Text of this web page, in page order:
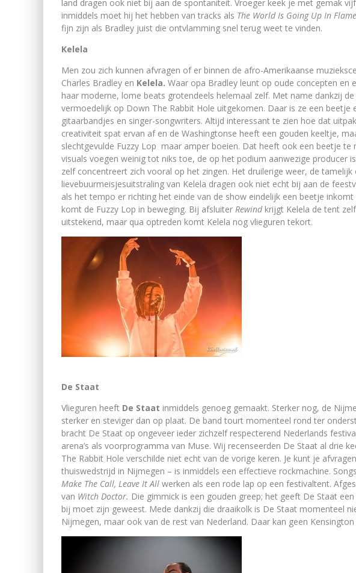
land dragen ook niet bij aan de spontaniteit. Vroeger keek je met gemak
inmiddels moet hij het hebben van tracks als The World Is Going Up In
fijn zijn als Bradley juist die ontvlamming snel terug weet te vinden.
Kelela
Men zou zich kunnen afvragen of er binnen de afro-Amerikaanse
Charles Bradley en Kelela. Waar opa Bradley leunt op oude concepten en
haar moderne, lome beats grotendeels helemaal zelf. Met name dankzij
vermoedelijk op Down The Rabbit Hole uitgekomen. Daar is ze een beetje
gitaarbandjes en singer-songwriters. Altijd interessant te zien hoe dat
creativiteit spat ervan af en de Washingtonse heeft een gouden keeltje,
slechtgevulde Fuzzy Lop maar amper boeien. Dat heeft ook een beetje te
visuals voegen weinig tot niks toe, de op het podium aanwezige producer
zelf concentreert zich vooral op het zingen. Het druilerige weer, de
lievebuurmeisjesuitstraling van Kelela dragen ook niet echt bij aan de
als het tempo er richting het einde van de show eindelijk een beetje
komt de Fuzzy Lop in beweging. Bij afsluiter Rewind krijgt Kelela de tent
uitstekend, maar qua optreden komt Kelela nog vlieguren tekort.
De Staat
Vlieguren heeft De Staat inmiddels genoeg gemaakt. Sterker nog, de
sterker en steviger dan op plaat. De band tourt momenteel rond ter
bracht De Staat op ongeveer ieder zichzelf respecterend Nederlands
arena’s als voorprogramma van Muse. Wij recenseerden De Staat al drie
The Rabbit Hole verschilde niet echt van de vorige keren. Je kunt je
thuiswedstrijd in Nijmegen – is inmiddels een effectieve rockmachine.
Make The Call, Leave It All werken als een rode lap op een festivaltent.
van Witch Doctor. Die gimmick is een gouden greep; het geeft De Staat
bij moet zijn geweest. Mede dankzij die draaikolk is De Staat momenteel
Nijmegen, maar ook van de rest van Nederland. Daar kan geen